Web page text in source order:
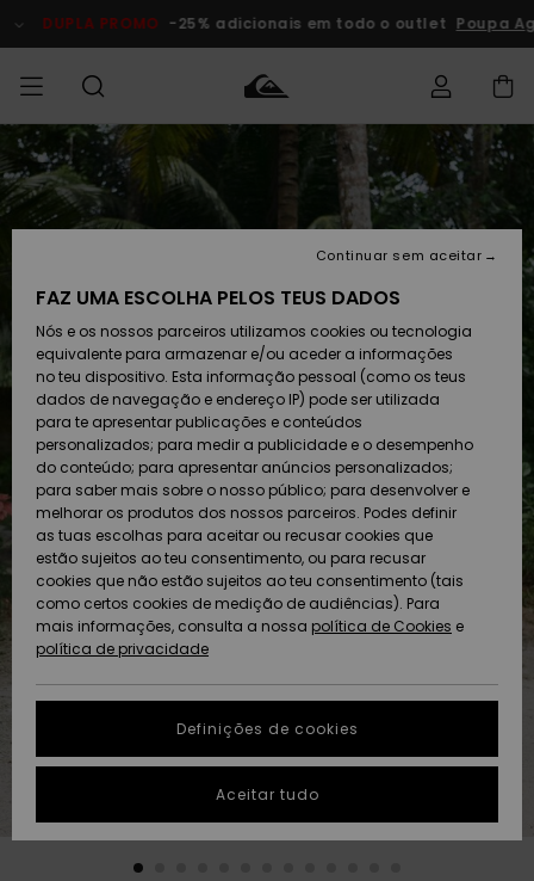
do
DUPLA PROMO -25% adicionais em todo o outlet Poupa
HOMEM
Calçado e
chinelos
Surfe/água
Snow
Artigos
recém-
chegados
Coleções
MENINO
Calçado e
chinelos
Surfe/água
Neve
Artigos
recém-
chegados
Highlights
MULHER
chegados
Highlights
Snow
SURF
Homem
Crianças
Highlights
Community
SNOW
Neve
Homem
Artigos
Criança
Snow Shop
Feminino
Highlights
Community
DUPLA
PROMO
Homem
Criança
Outlet
Mulher
AJUDA
encomenda
Devoluções
Pagamento
Cartão
presente
Quiksilver
Freedom
Protecção de
dados
Guia de
tamanhos
conversa para
obteres a
resposta mais
SUSTAINABILITY
PRESENTE
FAZ UMA ESCOLHA PELOS TEUS DADOS
Nós e os nossos parceiros utilizamos cookies ou tecnologia
equivalente para armazenar e/ou aceder a informações
no teu dispositivo. Esta informação pessoal (como os teus
dados de navegação e endereço IP) pode ser utilizada
para te apresentar publicações e conteúdos
personalizados; para medir a publicidade e o desempenho
do conteúdo; para apresentar anúncios personalizados;
para saber mais sobre o nosso público; para desenvolver e
melhorar os produtos dos nossos parceiros. Podes definir
as tuas escolhas para aceitar ou recusar cookies que
estão sujeitos ao teu consentimento, ou para recusar
cookies que não estão sujeitos ao teu consentimento (tais
como certos cookies de medição de audiências). Para
mais informações, consulta a nossa política de Cookies e
política de privacidade
Definições de cookies
Continuar sem aceitar
Aceitar tudo